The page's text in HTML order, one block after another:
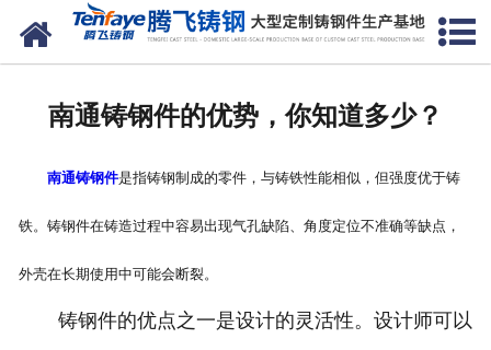
网站首页
生产能力
南通铸钢件的优势，你知道多少？
南通铸钢件是指铸钢制成的零件，与铸铁性能相似，但强度优于铸
铁。铸钢件在铸造过程中容易出现气孔缺陷、角度定位不准确等缺点，
外壳在长期使用中可能会断裂。
铸钢件的优点之一是设计的灵活性。设计师可以